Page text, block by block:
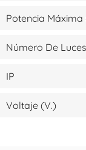
Potencia Máxima
Número De Luces
IP
Voltaje (V.)